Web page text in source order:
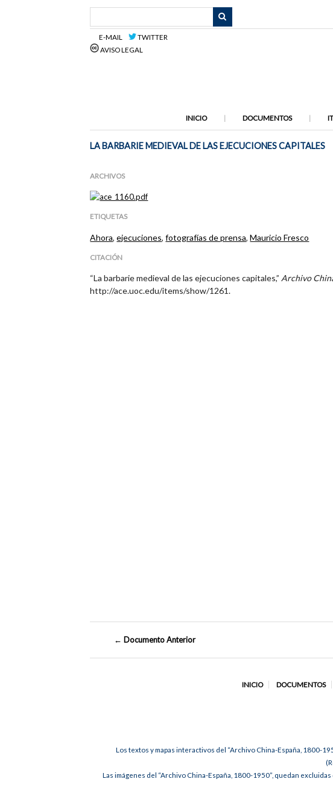
E-MAIL
TWITTER
AVISO LEGAL
INICIO DOCUMENTOS
LA BARBARIE MEDIEVAL DE LAS EJECUCIONES CAPITALES
ARCHIVOS
ETIQUETAS
Ahora,ejecuciones,fotografías de prensa,Mauricio Fresco
CITACIÓN
“La barbarie medieval de las ejecuciones capitales,”Archivo
http://ace.uoc.edu/items/show/1261.
← Documento Anterior
INICIO DOCUMENTOS
Los textos y mapas interactivos del “Archivo China-España, 1800-
Las imágenes del “Archivo China-España, 1800-1950”, quedan